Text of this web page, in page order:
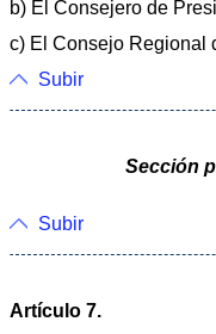
b) El Consejero de
c) El Consejo Regional
Subir
Sección
Subir
Artículo 7.